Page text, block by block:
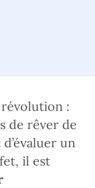
:
de rêver de
un
il est